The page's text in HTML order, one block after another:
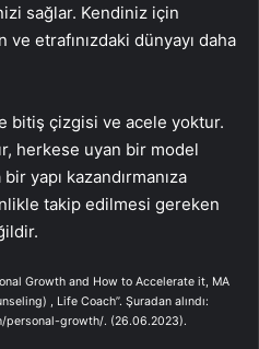
sağlar. Kendiniz için
etrafınızdaki dünyayı daha
bitiş çizgisi ve acele yoktur.
herkese uyan bir model
yapı kazandırmanıza
takip edilmesi gereken
Growth and How to Accelerate it, MA
, Life Coach”. Şuradan alındı:
personal-growth/. (26.06.2023).